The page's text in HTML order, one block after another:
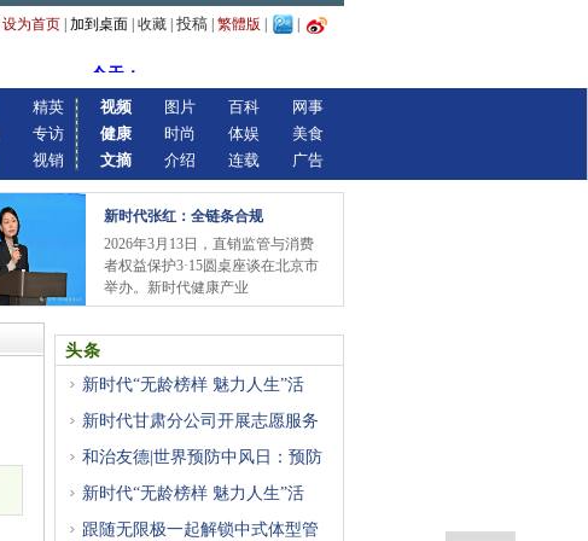
设为首页 加到桌面 收藏 投稿 繁體版
精英
专访
视销
视频
健康
文摘
图片
时尚
介绍
百科
体娱
连载
网事
美食
广告
新时代张红：全链条合规
2026年3月13日，直销监管与消费
者权益保护3·15圆桌座谈在北京市
举办。新时代健康产业
头条
新时代“无龄榜样 魅力人生”活
新时代甘肃分公司开展志愿服务
和治友德|世界预防中风日：预防
新时代“无龄榜样 魅力人生”活
跟随无限极一起解锁中式体型管